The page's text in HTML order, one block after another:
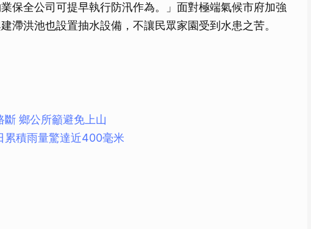
保全公司可提早執行防汛作為。」面對極端氣候市府加強
滯洪池也設置抽水設備，不讓民眾家園受到水患之苦。
鄉公所籲避免上山
積雨量驚達近400毫米